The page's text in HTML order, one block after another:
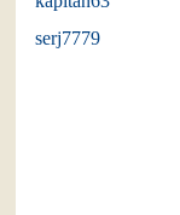
serj7779